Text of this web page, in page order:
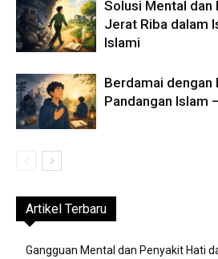
Solusi Mental dan
Jerat Riba dalam
Islami
Berdamai dengan
Pandangan Islam
Artikel Terbaru
Gangguan Mental dan Penyakit Hati